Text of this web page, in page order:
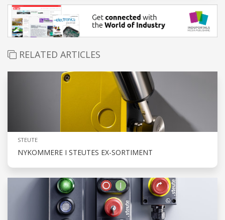
RELATED ARTICLES
STEUTE
NYKOMMERE I STEUTES EX-SORTIMENT